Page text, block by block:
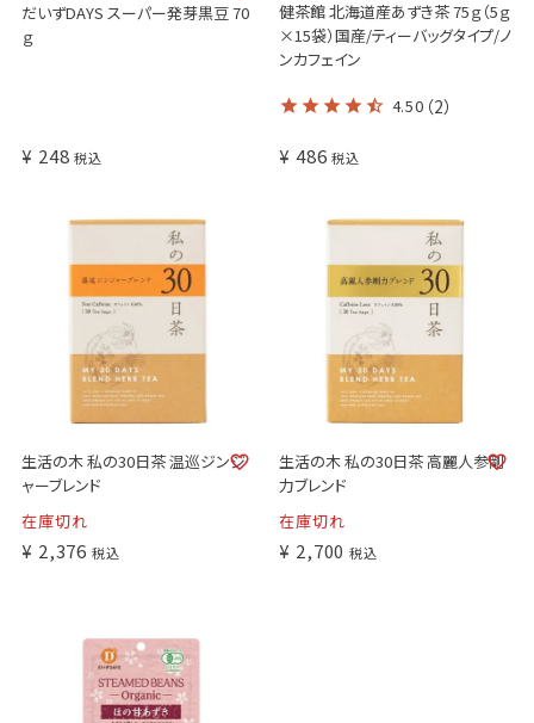
だいずDAYS スーパー発芽黒豆 70
ｇ
¥ 248 税込
健茶館 北海道産あずき茶 75ｇ（5ｇ
×15袋）国産/ティーバッグタイプ/ノ
ンカフェイン
4.50 （2）
¥ 486 税込
生活の木 私の30日茶 温巡ジンジ
ャーブレンド
在庫切れ
¥ 2,376 税込
生活の木 私の30日茶 高麗人参剛
力ブレンド
在庫切れ
¥ 2,700 税込